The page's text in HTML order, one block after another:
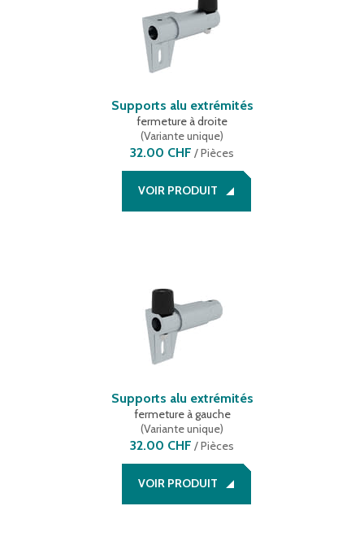
Supports alu extrémités
fermeture à droite
(Variante unique)
32.00 CHF /Pièces
VOIR PRODUIT
Supports alu extrémités
fermeture à gauche
(Variante unique)
32.00 CHF /Pièces
VOIR PRODUIT